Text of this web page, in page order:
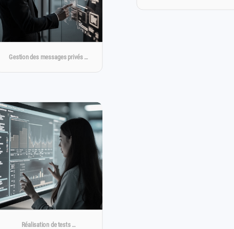
Gestion des messages privés …
Réalisation de tests …